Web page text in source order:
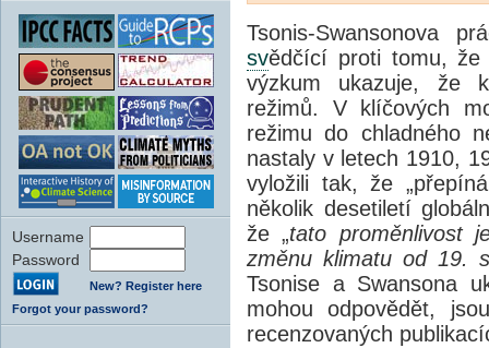
Username
Password
New? Register here
Forgot your password?
Tsonis-Swansonova
svědčící proti tomu, že
výzkum ukazuje, že
režimů. V klíčových
režimu do chladného
nastaly v letech 1910,
vyložili tak, že
několik desetiletí
že „tato proměnlivost
změnu klimatu od 19.
Tsonise a Swansona
mohou odpovědět,
recenzovaných